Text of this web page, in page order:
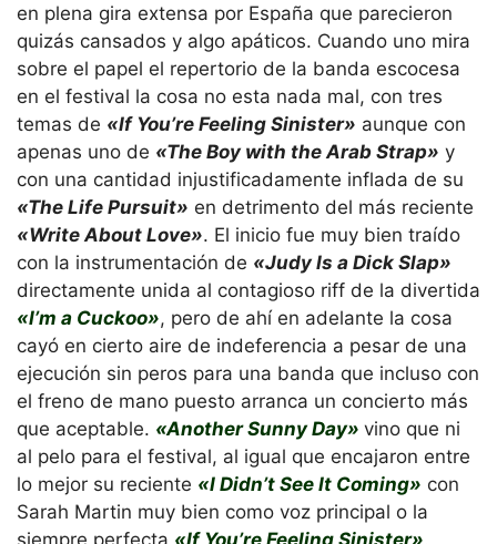
en plena gira extensa por España que parecieron
quizás cansados y algo apáticos. Cuando uno mira
sobre el papel el repertorio de la banda escocesa
en el festival la cosa no esta nada mal, con tres
temas de «If You’re Feeling Sinister» aunque con
apenas uno de «The Boy with the Arab Strap» y
con una cantidad injustificadamente inflada de su
«The Life Pursuit» en detrimento del más reciente
«Write About Love». El inicio fue muy bien traído
con la instrumentación de «Judy Is a Dick Slap»
directamente unida al contagioso riff de la divertida
«I’m a Cuckoo», pero de ahí en adelante la cosa
cayó en cierto aire de indeferencia a pesar de una
ejecución sin peros para una banda que incluso con
el freno de mano puesto arranca un concierto más
que aceptable. «Another Sunny Day» vino que ni
al pelo para el festival, al igual que encajaron entre
lo mejor su reciente «I Didn’t See It Coming» con
Sarah Martin muy bien como voz principal o la
siempre perfecta «If You’re Feeling Sinister»